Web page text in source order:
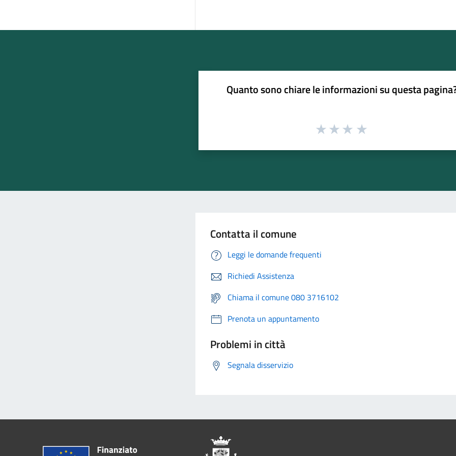
Quanto sono chiare le informazioni su questa
Contatta il comune
Leggi le domande frequenti
Richiedi Assistenza
Chiama il comune 080 3716102
Prenota un appuntamento
Problemi in città
Segnala disservizio